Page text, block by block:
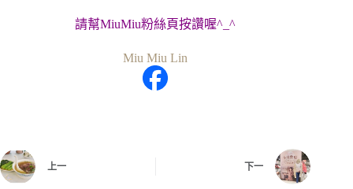
請幫MiuMiu粉絲頁按讚喔^_^
Miu Miu Lin
上一 下一